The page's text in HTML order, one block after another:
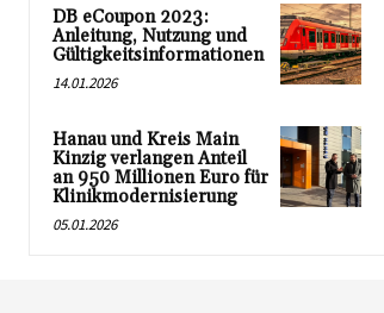
DB eCoupon 2023:
Anleitung, Nutzung und
Gültigkeitsinformationen
14.01.2026
Hanau und Kreis Main
Kinzig verlangen Anteil
an 950 Millionen Euro für
Klinikmodernisierung
05.01.2026